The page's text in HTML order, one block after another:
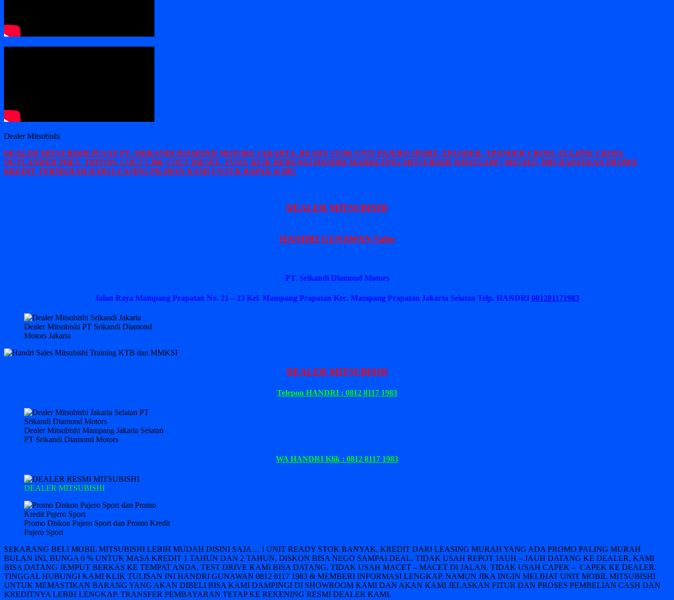
Dealer Mitsubishi
DEALER MITSUBISHI PUSAT PT. SRIKANDI DIAMOND MOTORS JAKARTA. READY STOK UNIT PAJERO SPORT, XPANDER, XPANDER CROSS, ECLIPSE CROSS,
OUTLANDER PHEV, TRITON, COLT L300, COLT DIESEL, FUSO. KLIK HUBUNGI HANDRI MARKETING MITSUBISHI WHATSAPP : 0812 8117 1983 DAPATKAN PROMO
KREDIT TERMURAH DARI LEASING PILIHAN KAMI UNTUK BAPAK & IBU
DEALER MITSUBISHI
HANDRI GUNAWAN Sales
PT. Srikandi Diamond Motors
Jalan Raya Mampang Prapatan No. 21 – 23 Kel. Mampang Prapatan Kec. Mampang Prapatan Jakarta Selatan Telp. HANDRI 081281171983
Dealer Mitsubishi PT Srikandi Diamond
Motors Jakarta
DEALER MITSUBISHI
Telepon HANDRI : 0812 8117 1983
Dealer Mitsubishi Mampang Jakarta Selatan
PT Srikandi Diamond Motors
WA HANDRI Klik : 0812 8117 1983
DEALER MITSUBISHI
Promo Diskon Pajero Sport dan Promo Kredit
Pajero Sport
SEKARANG BELI MOBIL MITSUBISHI LEBIH MUDAH DISINI SAJA… ! UNIT READY STOK BANYAK, KREDIT DARI LEASING MURAH YANG ADA PROMO PALING MURAH
BULAN INI, BUNGA 0 % UNTUK MASA KREDIT 1 TAHUN DAN 2 TAHUN, DISKON BISA NEGO SAMPAI DEAL. TIDAK USAH REPOT JAUH – JAUH DATANG KE DEALER, KAMI
BISA DATANG JEMPUT BERKAS KE TEMPAT ANDA, TEST DRIVE KAMI BISA DATANG, TIDAK USAH MACET – MACET DI JALAN, TIDAK USAH CAPEK – CAPEK KE DEALER.
TINGGAL HUBUNGI KAMI KLIK TULISAN INI HANDRI GUNAWAN 0812 8117 1983 & MEMBERI INFORMASI LENGKAP. NAMUN JIKA INGIN MELIHAT UNIT MOBIL MITSUBISHI
UNTUK MEMASTIKAN BARANG YANG AKAN DIBELI BISA KAMI DAMPINGI DI SHOWROOM KAMI DAN AKAN KAMI JELASKAN FITUR DAN PROSES PEMBELIAN CASH DAN
KREDITNYA LEBIH LENGKAP. TRANSFER PEMBAYARAN TETAP KE REKENING RESMI DEALER KAMI.